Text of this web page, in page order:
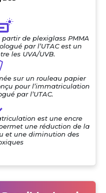
de plexiglass PMMA
par l’UTAC est un
les UVA/UVB.
sur un rouleau papier
pour l’immatriculation
par l’UTAC.
est une encre
une réduction de la
et une diminution des